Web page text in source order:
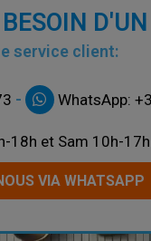
service client:
- WhatsApp:
18h et Sam 10h-17h
VIA WHATSAPP